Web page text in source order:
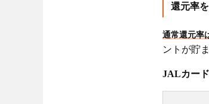
還元率
通常還元率
ントが貯
JALカー